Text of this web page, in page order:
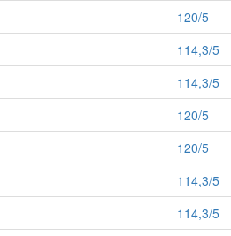
120/5
114,3/5
114,3/5
120/5
120/5
114,3/5
114,3/5